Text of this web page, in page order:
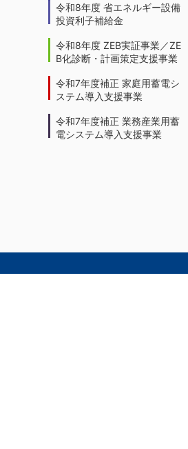
令和8年度 省エネルギー設備
投資利子補給金
令和8年度 ZEB実証事業／ZE
B化診断・計画策定支援事業
令和7年度補正 家庭用蓄電シ
ステム導入支援事業
令和7年度補正 業務産業用蓄
電システム導入支援事業